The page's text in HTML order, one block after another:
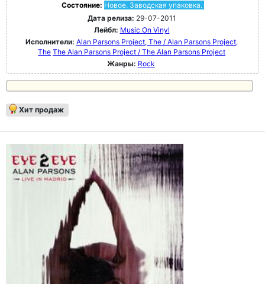
Состояние: Новое. Заводская упаковка.
Дата релиза: 29-07-2011
Лейбл: Music On Vinyl
Исполнители: Alan Parsons Project, The / Alan Parsons Project,
The The Alan Parsons Project / The Alan Parsons Project
Жанры: Rock
Хит продаж